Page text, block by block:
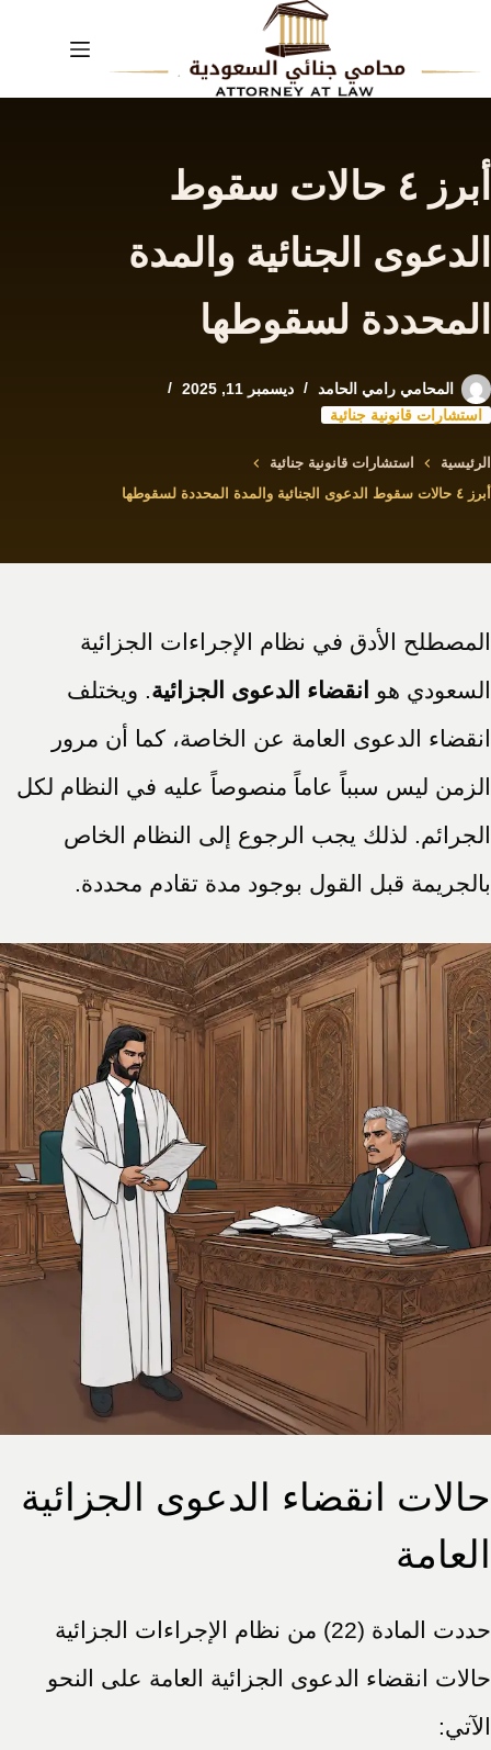
إلى
أبرز ٤ حالات سقوط
الدعوى الجنائية والمدة
المحددة لسقوطها
المحامي رامي الحامد
ديسمبر 11, 2025
استشارات قانونية جنائية
الرئيسية
استشارات قانونية جنائية
أبرز ٤ حالات سقوط الدعوى الجنائية والمدة المحددة لسقوطها
المصطلح الأدق في نظام الإجراءات الجزائية
السعودي هو
انقضاء الدعوى الجزائية. ويختلف
انقضاء الدعوى العامة عن الخاصة، كما أن مرور
الزمن ليس سبباً عاماً منصوصاً عليه في النظام لكل
الجرائم. لذلك يجب الرجوع إلى النظام الخاص
بالجريمة قبل القول بوجود مدة تقادم محددة.
حالات انقضاء الدعوى الجزائية
العامة
حددت المادة (22) من نظام الإجراءات الجزائية
حالات انقضاء الدعوى الجزائية العامة على النحو
الآتي: